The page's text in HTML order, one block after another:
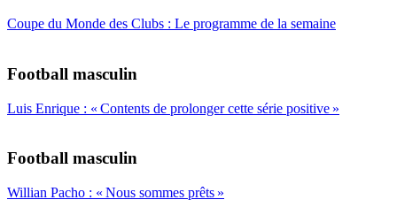
Coupe du Monde des Clubs : Le programme de la semaine
Football masculin
Luis Enrique : « Contents de prolonger cette série positive »
Football masculin
Willian Pacho : « Nous sommes prêts »